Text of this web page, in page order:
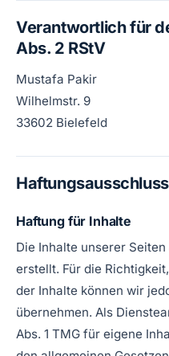
Verantwortlich für
Abs. 2 RStV
Mustafa Pakir
Wilhelmstr. 9
33602 Bielefeld
Haftungsausschluss
Haftung für Inhalte
Die Inhalte unserer
erstellt. Für die
der Inhalte können wir
übernehmen. Als
Abs. 1 TMG für eigene